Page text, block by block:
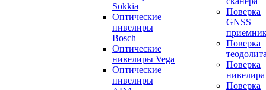
Sokkia
Оптические
нивелиры
Bosch
Оптические
нивелиры Vega
Оптические
нивелиры
Поверка
GNSS
Поверка
Поверка
нивелира
Поверка